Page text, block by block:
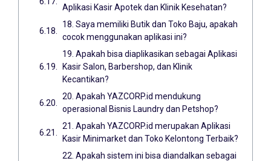
Aplikasi Kasir Apotek dan Klinik Kesehatan?
18. Saya memiliki Butik dan Toko Baju, apakah
cocok menggunakan aplikasi ini?
19. Apakah bisa diaplikasikan sebagai Aplikasi
Kasir Salon, Barbershop, dan Klinik
Kecantikan?
20. Apakah YAZCORP.id mendukung
operasional Bisnis Laundry dan Petshop?
21. Apakah YAZCORP.id merupakan Aplikasi
Kasir Minimarket dan Toko Kelontong Terbaik?
22. Apakah sistem ini bisa diandalkan sebagai